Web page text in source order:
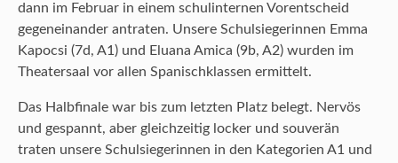
dann im Februar in einem schulinternen Vorentscheid
gegeneinander antraten. Unsere Schulsiegerinnen Emma
Kapocsi (7d, A1) und Eluana Amica (9b, A2) wurden im
Theatersaal vor allen Spanischklassen ermittelt.
Das Halbfinale war bis zum letzten Platz belegt. Nervös
und gespannt, aber gleichzeitig locker und souverän
traten unsere Schulsiegerinnen in den Kategorien A1 und